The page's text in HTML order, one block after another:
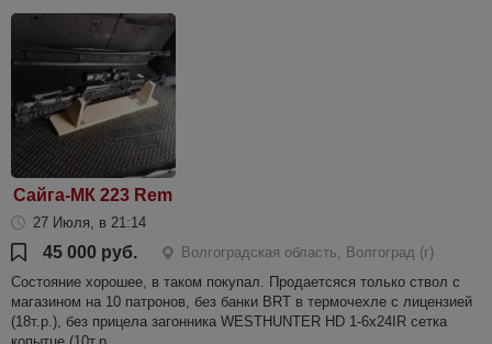
Сайга-МК 223 Rem
27 Июля, в 21:14
45 000 руб.
Волгоградская область, Волгоград (г)
Состояние хорошее, в таком покупал. Продаетсяся только ствол с
магазином на 10 патронов, без банки BRT в термочехле с лицензией
(18т.р.), без прицела загонника WESTHUNTER HD 1-6x24IR сетка